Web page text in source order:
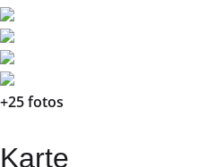
+25 fotos
Karte